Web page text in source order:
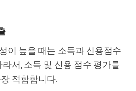
이 높을 때는 소득과 신용점수
서, 소득 및 신용 점수 평가를
적합합니다.